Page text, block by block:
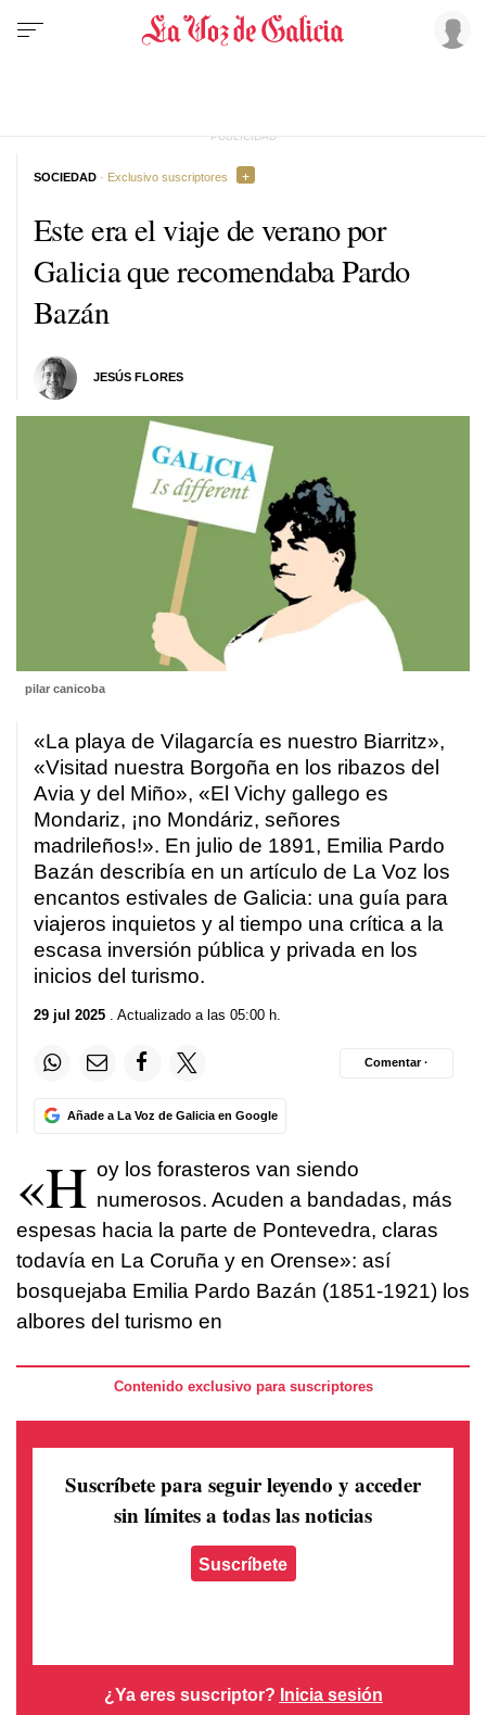
Este era el viaje de verano por
Galicia que recomendaba Pardo
Bazán
JESÚS FLORES
SOCIEDAD · Exclusivo suscriptores
pilar canicoba
«La playa de Vilagarcía es nuestro Biarritz»,
«Visitad nuestra Borgoña en los ribazos del
Avia y del Miño», «El Vichy gallego es
Mondariz, ¡no Mondáriz, señores
madrileños!». En julio de 1891, Emilia Pardo
Bazán describía en un artículo de La Voz los
encantos estivales de Galicia: una guía para
viajeros inquietos y al tiempo una crítica a la
escasa inversión pública y privada en los
inicios del turismo.
29 jul 2025 . Actualizado a las 05:00 h.
Añade a La Voz de Galicia en Google
Comentar ·
«H oy los forasteros van siendo
numerosos. Acuden a bandadas, más
espesas hacia la parte de Pontevedra, claras
todavía en La Coruña y en Orense»: así
bosquejaba Emilia Pardo Bazán (1851-1921) los
albores del turismo en
Contenido exclusivo para suscriptores
Suscríbete para seguir leyendo y acceder
sin límites a todas las noticias
Suscríbete
¿Ya eres suscriptor? Inicia sesión